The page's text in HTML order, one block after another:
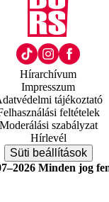
Hírarchívum
Impresszum
tájékoztató
feltételek
Moderálási szabályzat
Hírlevél
Süti beállítások
Minden jog